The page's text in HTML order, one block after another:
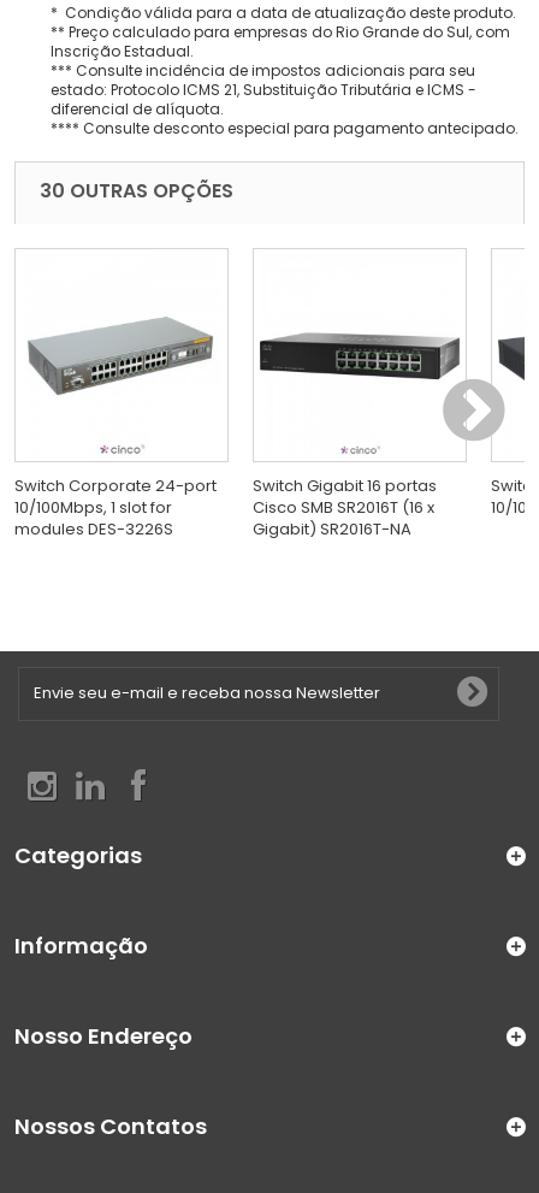
* Condição válida para a data de atualização deste produto.
** Preço calculado para empresas do Rio Grande do Sul, com
Inscrição Estadual.
*** Consulte incidência de impostos adicionais para seu
estado: Protocolo ICMS 21, Substituição Tributária e ICMS -
diferencial de alíquota.
**** Consulte desconto especial para pagamento antecipado.
30 OUTRAS OPÇÕES
Switch Corporate 24-port
10/100Mbps, 1 slot for
modules DES-3226S
Switch Gigabit 16 portas
Cisco SMB SR2016T (16 x
Gigabit) SR2016T-NA
10/
Categorias
Informação
Nosso Endereço
Nossos Contatos